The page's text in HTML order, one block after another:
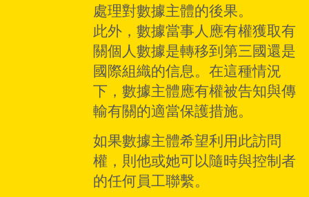
處理對數據主體的後果。
此外，數據當事人應有權獲取有
關個人數據是轉移到第三國還是
國際組織的信息。在這種情況
下，數據主體應有權被告知與傳
輸有關的適當保護措施。
如果數據主體希望利用此訪問
權，則他或她可以隨時與控制者
的任何員工聯繫。